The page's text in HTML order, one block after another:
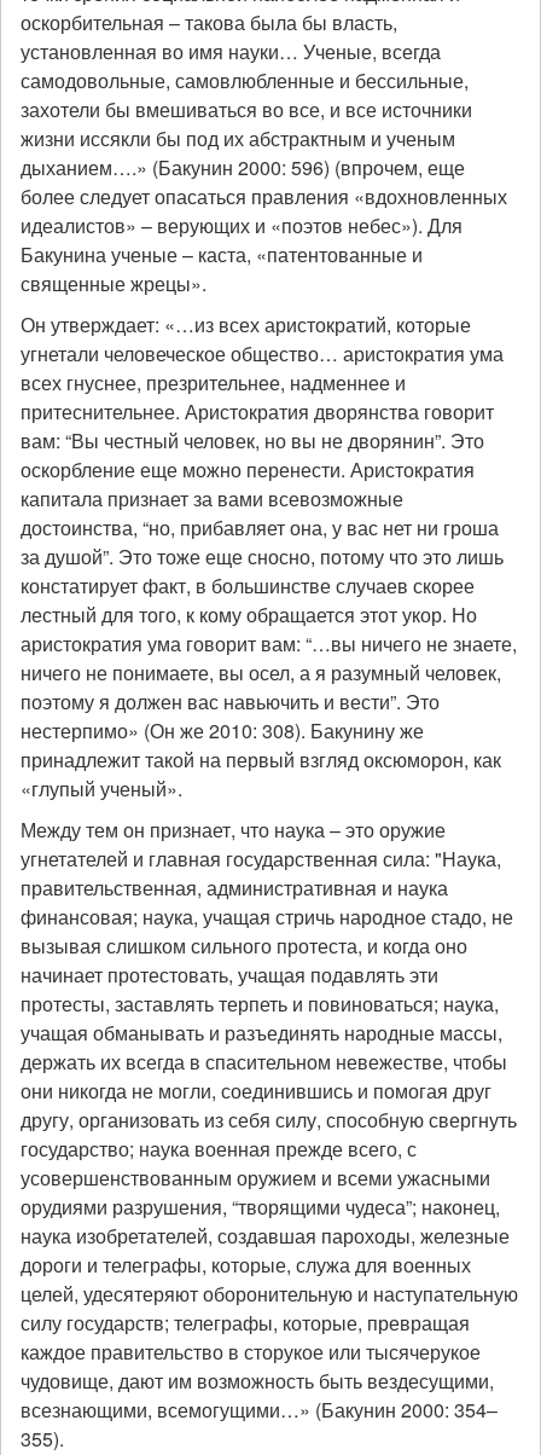
оскорбительная – такова была бы власть,
установленная во имя науки… Ученые, всегда
самодовольные, самовлюбленные и бессильные,
захотели бы вмешиваться во все, и все источники
жизни иссякли бы под их абстрактным и ученым
дыханием….» (Бакунин 2000: 596) (впрочем, еще
более следует опасаться правления «вдохновленных
идеалистов» – верующих и «поэтов небес»). Для
Бакунина ученые – каста, «патентованные и
священные жрецы».
Он утверждает: «…из всех аристократий, которые
угнетали человеческое общество… аристократия ума
всех гнуснее, презрительнее, надменнее и
притеснительнее. Аристократия дворянства говорит
вам: “Вы честный человек, но вы не дворянин”. Это
оскорбление еще можно перенести. Аристократия
капитала признает за вами всевозможные
достоинства, “но, прибавляет она, у вас нет ни гроша
за душой”. Это тоже еще сносно, потому что это лишь
констатирует факт, в большинстве случаев скорее
лестный для того, к кому обращается этот укор. Но
аристократия ума говорит вам: “…вы ничего не знаете,
ничего не понимаете, вы осел, а я разумный человек,
поэтому я должен вас навьючить и вести”. Это
нестерпимо» (Он же 2010: 308). Бакунину же
принадлежит такой на первый взгляд оксюморон, как
«глупый ученый».
Между тем он признает, что наука – это оружие
угнетателей и главная государственная сила: "Наука,
правительственная, административная и наука
финансовая; наука, учащая стричь народное стадо, не
вызывая слишком сильного протеста, и когда оно
начинает протестовать, учащая подавлять эти
протесты, заставлять терпеть и повиноваться; наука,
учащая обманывать и разъединять народные массы,
держать их всегда в спасительном невежестве, чтобы
они никогда не могли, соединившись и помогая друг
другу, организовать из себя силу, способную свергнуть
государство; наука военная прежде всего, с
усовершенствованным оружием и всеми ужасными
орудиями разрушения, “творящими чудеса”; наконец,
наука изобретателей, создавшая пароходы, железные
дороги и телеграфы, которые, служа для военных
целей, удесятеряют оборонительную и наступательную
силу государств; телеграфы, которые, превращая
каждое правительство в сторукое или тысячерукое
чудовище, дают им возможность быть вездесущими,
всезнающими, всемогущими…» (Бакунин 2000: 354–
355).